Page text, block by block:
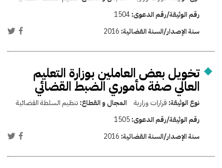
رقم الوثيقة/رقم الدعوى:1504
سنة الإصدار/السنة القضائية: 2016
تخويل بعض العاملين بوزارة التعليم
العالي صفة مأموري الضبط القضائي
نوع الوثيقة: قرارات وزارية المجال و القطاع: تنظيم السلطة القضائية
رقم الوثيقة/رقم الدعوى:1505
سنة الإصدار/السنة القضائية: 2016